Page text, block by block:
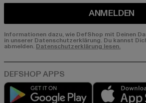
ANMELDEN
Informationen dazu, wie DefShop mit Deinen
in unserer Datenschutzerklärung. Du kannst
abmelden. Datenschutzerklärung lesen.
Play market